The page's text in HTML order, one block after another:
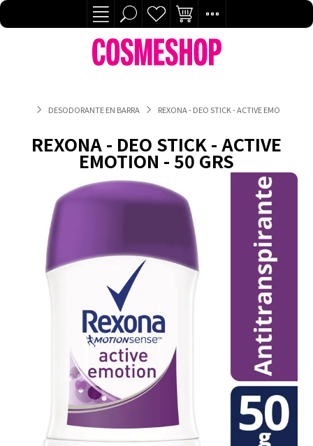
DESODORANTE EN BARRA REXONA - DEO STICK - ACTIVE EMOTION -
REXONA - DEO STICK - ACTIVE
EMOTION - 50 GRS